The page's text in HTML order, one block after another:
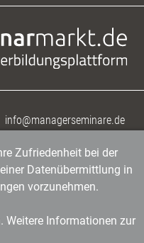
info@managerseminare.de
Zufriedenheit bei der
Datenübermittlung in
vorzunehmen.
Weitere Informationen zur